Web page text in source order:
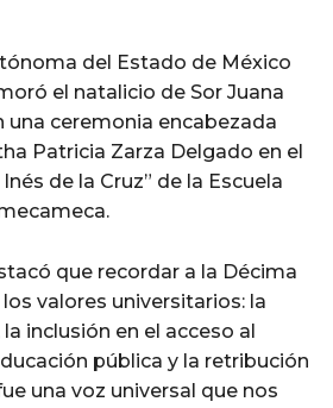
del Estado de México
el natalicio de Sor Juana
una ceremonia encabezada
Patricia Zarza Delgado en el
de la Cruz” de la Escuela
que recordar a la Décima
valores universitarios: la
inclusión en el acceso al
pública y la retribución
una voz universal que nos